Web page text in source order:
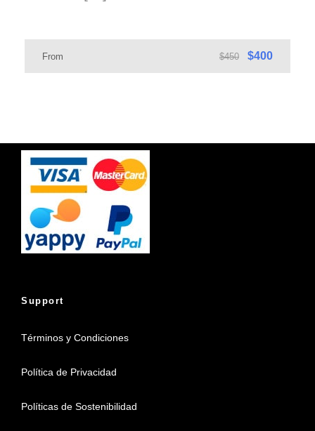
From $450 $400
Support
Términos y Condiciones
Política de Privacidad
Políticas de Sostenibilidad